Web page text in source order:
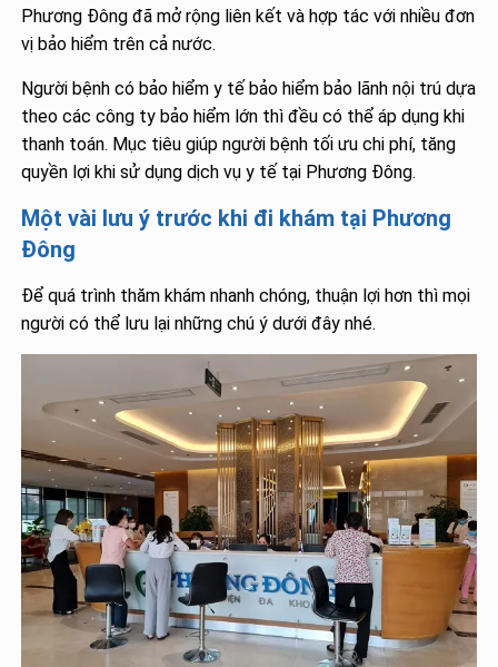
Phương Đông đã mở rộng liên kết và hợp tác với nhiều đơn
vị bảo hiểm trên cả nước.
Người bệnh có bảo hiểm y tế bảo hiểm bảo lãnh nội trú dựa
theo các công ty bảo hiểm lớn thì đều có thể áp dụng khi
thanh toán. Mục tiêu giúp người bệnh tối ưu chi phí, tăng
quyền lợi khi sử dụng dịch vụ y tế tại Phương Đông.
Một vài lưu ý trước khi đi khám tại Phương
Đông
Để quá trình thăm khám nhanh chóng, thuận lợi hơn thì mọi
người có thể lưu lại những chú ý dưới đây nhé.